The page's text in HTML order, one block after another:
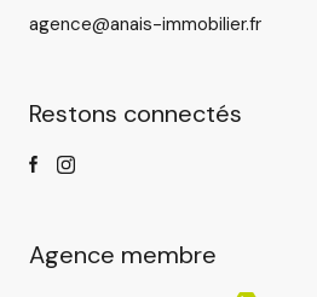
agence@anais-immobilier.fr
Restons connectés
Agence membre